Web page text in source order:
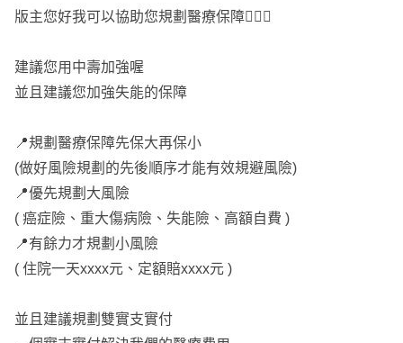
重大特定傷病住院3000元
門診手術500元
住院手術2500元
目前您的保障有:失能險、日額/手術(定額)、實支實付、意
外險(含意外醫療)。
建議補足的保障有:實支實付、重大傷病、癌症險(一次金)。
不知道您的乳房良性腫塊行切除，是哪時候處理的呢??
可以參考以下規劃:
1.👍
手術險
1.手術按倍數定額給付
2.理賠上限為保額1,500倍
3.手術受健保2-2-7、3-3-4-3限制
NIR
1.保證續保
2.住院日額給付
意外險
版主您好我可以協助您規劃醫療保障🙋🏻‍♂️
建議您用中壽加強喔
並且建議您加強失能的保障
📍規劃醫療保障先保大再保小
(做好風險規劃的先後順序才能有效規避風險)
📍優先規劃大風險
( 癌症險、重大傷病險、失能險、高額自費 )
📍有餘力才規劃小風險
( 住院一天xxxx元、定額賠xxxx元 )
並且建議規劃雙實支實付